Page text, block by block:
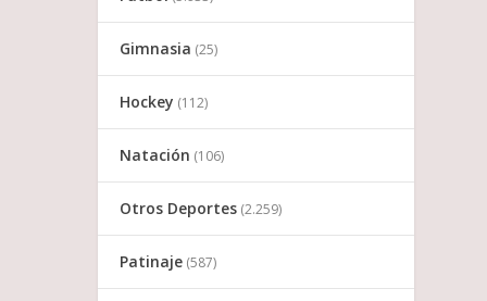
Gimnasia (25)
Hockey (112)
Natación (106)
Otros Deportes (2.259)
Patinaje (587)